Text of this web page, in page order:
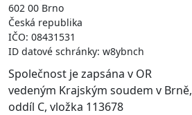
602 00 Brno
Česká republika
IČO: 08431531
ID datové schránky: w8ybnch
Společnost je zapsána v OR
vedeným Krajským soudem v Brně,
oddíl C, vložka 113678